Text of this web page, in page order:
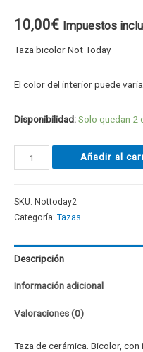
10,00€ Impuestos
Taza bicolor Not Today
El color del interior puede
Disponibilidad:Solo quedan 2
Añadir al
SKU: Nottoday2
Categoría: Tazas
Descripción
Información adicional
Valoraciones (0)
Taza de cerámica. Bicolor,